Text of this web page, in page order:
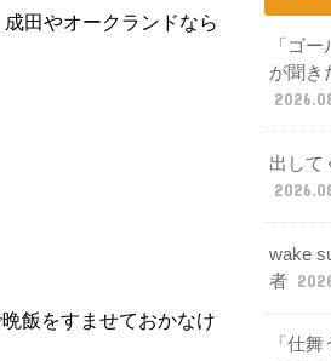
田やオークランドなら
飯をすませておかなけ
「ゴ
が聞き
出して
wake
者
「仕